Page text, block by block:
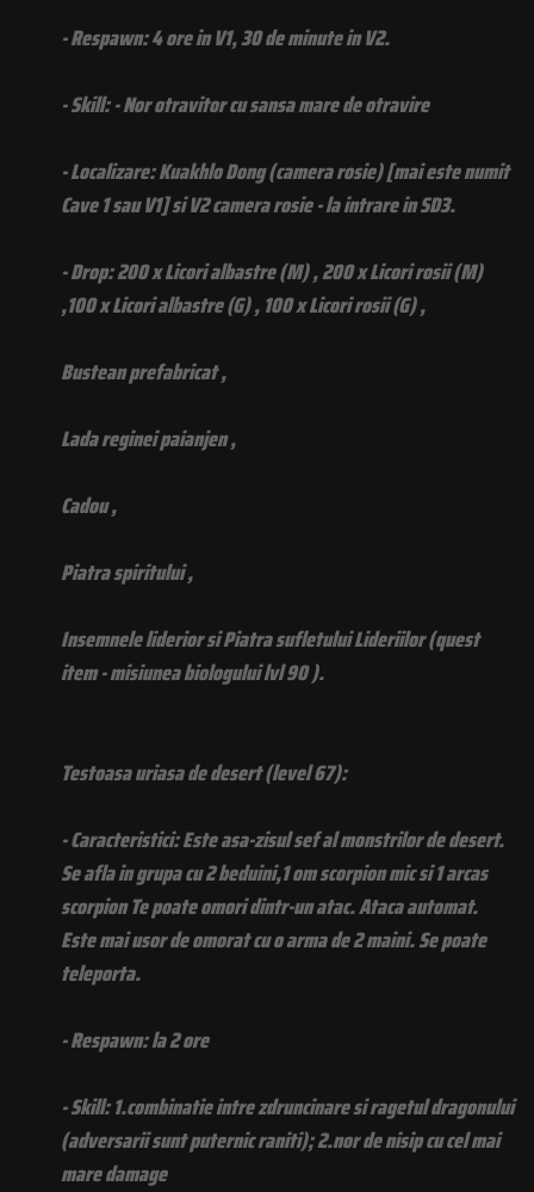
- Respawn: 4 ore in V1, 30 de minute in V2.
- Skill: - Nor otravitor cu sansa mare de otravire
- Localizare: Kuakhlo Dong (camera rosie) [mai este numit
Cave 1 sau V1] si V2 camera rosie - la intrare in SD3.
- Drop: 200 x Licori albastre (M) , 200 x Licori rosii (M)
,100 x Licori albastre (G) , 100 x Licori rosii (G) ,
Bustean prefabricat ,
Lada reginei paianjen ,
Cadou ,
Piatra spiritului ,
Insemnele liderior si Piatra sufletului Lideriilor (quest
item - misiunea biologului lvl 90 ).
Testoasa uriasa de desert (level 67):
- Caracteristici: Este asa-zisul sef al monstrilor de desert.
Se afla in grupa cu 2 beduini,1 om scorpion mic si 1 arcas
scorpion Te poate omori dintr-un atac. Ataca automat.
Este mai usor de omorat cu o arma de 2 maini. Se poate
teleporta.
- Respawn: la 2 ore
- Skill: 1.combinatie intre zdruncinare si ragetul dragonului
(adversarii sunt puternic raniti); 2.nor de nisip cu cel mai
mare damage